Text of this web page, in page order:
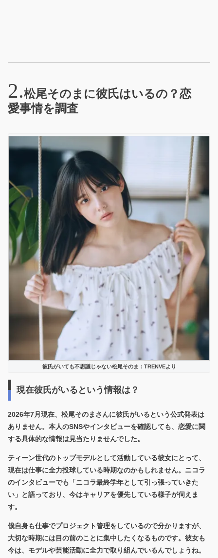
松尾そのまに彼氏はいるの？恋
愛事情を調査
彼氏がいても不思議じゃない松尾そのま：TRENVEより
現在彼氏がいるという情報は？
2026年7月現在、松尾そのまさんに彼氏がいるという公式発表は
ありません。 本人のSNSやインタビューを確認しても、恋愛に関
する具体的な情報は見当たりませんでした。
ティーン世代のトップモデルとして活動している彼女にとって、
現在は仕事に全力投球している時期なのかもしれません。ニコラ
のインタビューでも「ニコラ最終学年として引っ張っていきた
い」と語っており、今はキャリアを優先している様子が伺えま
す。
僕自身も仕事でプロジェクト管理をしているので分かりますが、
大切な時期には目の前のことに集中したくなるものです。彼女も
今は、モデルや芸能活動に全力で取り組んでいるんでしょうね。